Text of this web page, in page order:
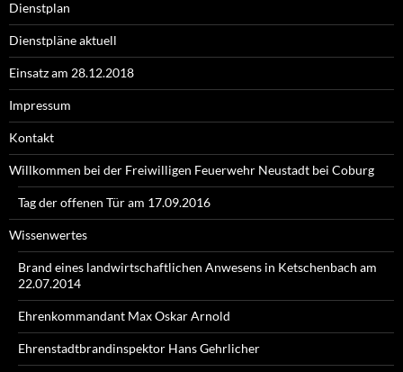
Dienstplan
Dienstpläne aktuell
Einsatz am 28.12.2018
Impressum
Kontakt
Willkommen bei der Freiwilligen Feuerwehr Neustadt bei Coburg
Tag der offenen Tür am 17.09.2016
Wissenwertes
Brand eines landwirtschaftlichen Anwesens in Ketschenbach am
22.07.2014
Ehrenkommandant Max Oskar Arnold
Ehrenstadtbrandinspektor Hans Gehrlicher